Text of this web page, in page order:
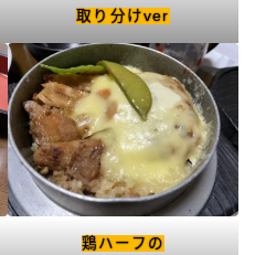
取り分けver
鶏ハーフの